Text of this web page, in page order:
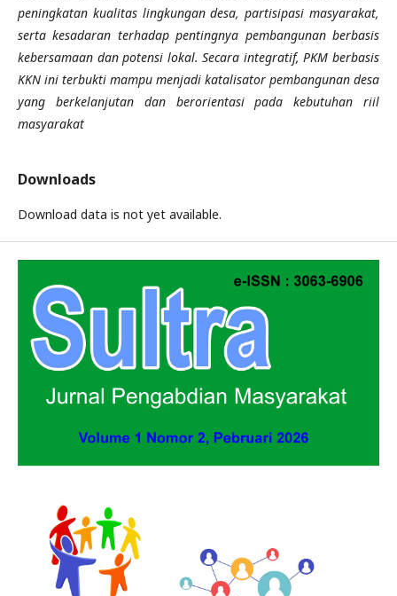
peningkatan kualitas lingkungan desa, partisipasi masyarakat,
serta kesadaran terhadap pentingnya pembangunan berbasis
kebersamaan dan potensi lokal. Secara integratif, PKM berbasis
KKN ini terbukti mampu menjadi katalisator pembangunan desa
yang berkelanjutan dan berorientasi pada kebutuhan riil
masyarakat
Downloads
Download data is not yet available.